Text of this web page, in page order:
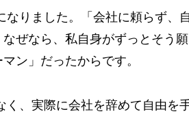
りました。「会社に頼らず、
ぜなら、私自身がずっとそう
ン」だったからです。
、実際に会社を辞めて自由を